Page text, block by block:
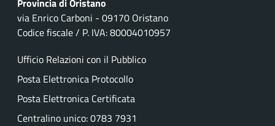
Provincia di Oristano
via Enrico Carboni - 09170 Oristano
Codice fiscale / P. IVA: 80004010957
Ufficio Relazioni con il Pubblico
Posta Elettronica Protocollo
Posta Elettronica Certificata
Centralino unico: 0783 7931